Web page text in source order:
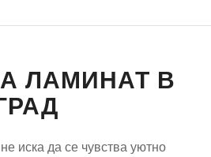
ЛАМИНАТ В
иска да се чувства уютно